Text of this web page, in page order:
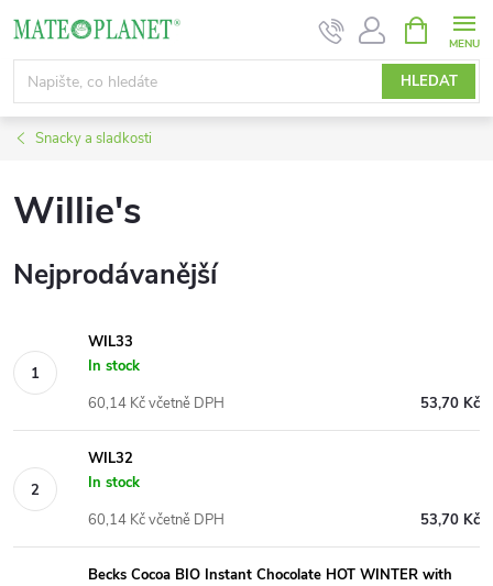
na
obsah
HLEDAT
NÁKUPNÍ
KOŠÍK
Snacky a sladkosti
Willie's
Nejprodávanější
WIL33
In stock
53,70 Kč
60,14 Kč včetně DPH
WIL32
In stock
53,70 Kč
60,14 Kč včetně DPH
Becks Cocoa BIO Instant Chocolate HOT WINTER with